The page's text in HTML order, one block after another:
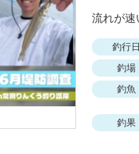
釣行日
釣場
釣魚
釣果